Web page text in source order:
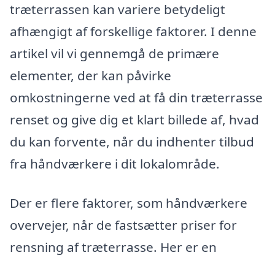
træterrassen kan variere betydeligt
afhængigt af forskellige faktorer. I denne
artikel vil vi gennemgå de primære
elementer, der kan påvirke
omkostningerne ved at få din træterrasse
renset og give dig et klart billede af, hvad
du kan forvente, når du indhenter tilbud
fra håndværkere i dit lokalområde.
Der er flere faktorer, som håndværkere
overvejer, når de fastsætter priser for
rensning af træterrasse. Her er en